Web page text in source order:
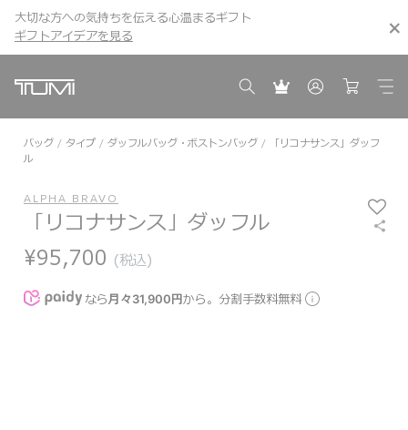
ギフトアイデアを見る こちら
大切な方への気持ちを伝える心温まるギフト
ギフトアイデアを見る
こちら
バッグ タイプ ダッフルバッグ・ボストンバッグ
「リコナサンス」ダッフ
ル
ALPHA BRAVO
「リコナサンス」ダッフル
¥95,700 (税込)
なら月々31,900円から。分割手数料無料